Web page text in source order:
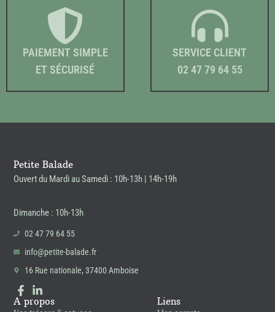
PAIEMENT SIMPLE
ET SÉCURISÉ
SERVICE CLIENT
02 47 79 64 55
Petite Balade
Ouvert du Mardi au Samedi : 10h-13h | 14h-19h
Dimanche : 10h-13h
02 47 79 64 55
info@petite-balade.fr
16 Rue nationale, 37400 Amboise
A propos Liens